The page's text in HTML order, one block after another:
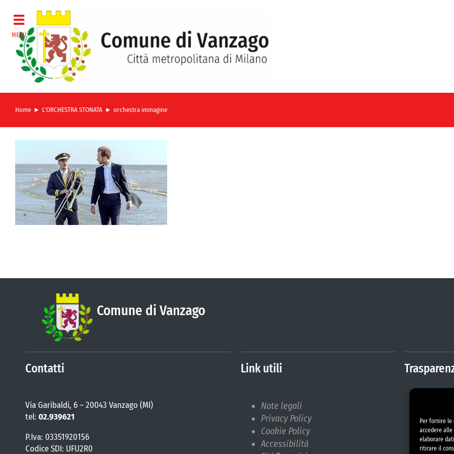
Per fornire
accedere
elaborare
ritirare il
contenuto
Home L’ORCHESTRA STONATA orchestra immagine
Comune di Vanzago
Contatti
Via Garibaldi, 6 – 20043 Vanzago (MI)
tel: 02.939621
P.Iva: 03351920156
Codice SDI: UFU2R0
Link utili
Note legali
Privacy Policy
Cookie Policy
Accessibilità
Albo
Bilanci
Bandi